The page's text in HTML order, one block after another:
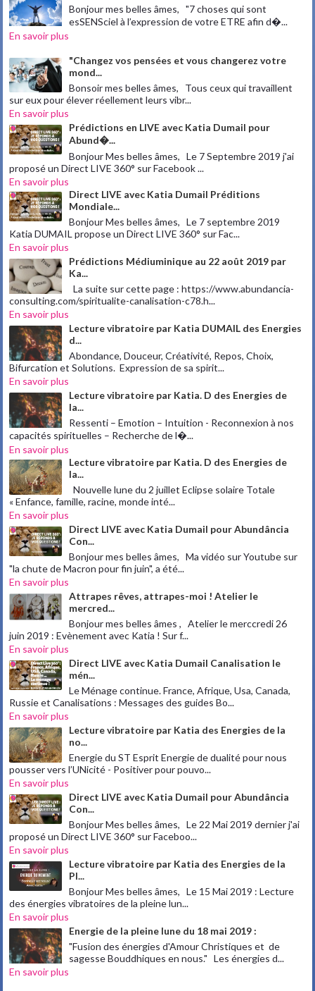
Bonjour mes belles âmes, "7 choses qui sont
esSENSciel à l’expression de votre ETRE afin d�...
En savoir plus
"Changez vos pensées et vous changerez votre
mond...
Bonsoir mes belles âmes, Tous ceux qui travaillent
sur eux pour élever réellement leurs vibr...
En savoir plus
Prédictions en LIVE avec Katia Dumail pour
Abund�...
Bonjour Mes belles âmes, Le 7 Septembre 2019 j'ai
proposé un Direct LIVE 360° sur Facebook ...
En savoir plus
Direct LIVE avec Katia Dumail Préditions
Mondiale...
Bonjour Mes belles âmes, Le 7 septembre 2019
Katia DUMAIL propose un Direct LIVE 360° sur Fac...
En savoir plus
Prédictions Médiuminique au 22 août 2019 par
Ka...
La suite sur cette page : https://www.abundancia-
consulting.com/spiritualite-canalisation-c78.h...
En savoir plus
Lecture vibratoire par Katia DUMAIL des Energies
d...
Abondance, Douceur, Créativité, Repos, Choix,
Bifurcation et Solutions. Expression de sa spirit...
En savoir plus
Lecture vibratoire par Katia. D des Energies de
la...
Ressenti – Emotion – Intuition - Reconnexion à nos
capacités spirituelles – Recherche de l�...
En savoir plus
Lecture vibratoire par Katia. D des Energies de
la...
Nouvelle lune du 2 juillet Eclipse solaire Totale
« Enfance, famille, racine, monde inté...
En savoir plus
Direct LIVE avec Katia Dumail pour Abundância
Con...
Bonjour mes belles âmes, Ma vidéo sur Youtube sur
"la chute de Macron pour fin juin", a été...
En savoir plus
Attrapes rêves, attrapes-moi ! Atelier le
mercred...
Bonjour mes belles âmes , Atelier le merccredi 26
juin 2019 : Evènement avec Katia ! Sur f...
En savoir plus
Direct LIVE avec Katia Dumail Canalisation le
mén...
Le Ménage continue. France, Afrique, Usa, Canada,
Russie et Canalisations : Messages des guides Bo...
En savoir plus
Lecture vibratoire par Katia des Energies de la
no...
Energie du ST Esprit Energie de dualité pour nous
pousser vers l’UNicité - Positiver pour pouvo...
En savoir plus
Direct LIVE avec Katia Dumail pour Abundância
Con...
Bonjour Mes belles âmes, Le 22 Mai 2019 dernier j'ai
proposé un Direct LIVE 360° sur Faceboo...
En savoir plus
Lecture vibratoire par Katia des Energies de la
Pl...
Bonjour Mes belles âmes, Le 15 Mai 2019 : Lecture
des énergies vibratoires de la pleine lun...
En savoir plus
Energie de la pleine lune du 18 mai 2019 :
"Fusion des énergies d'Amour Christiques et de
sagesse Bouddhiques en nous." Les énergies d...
En savoir plus